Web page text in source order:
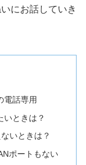
にお話していき
電話専用
いときは？
いときは？
ポートもない